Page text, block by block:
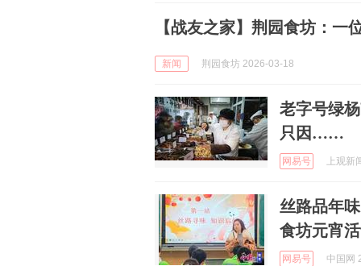
【战友之家】荆园食坊：一
新闻 荆园食坊 2026-03-18
老字号绿
只因……
网易号 上观
丝路品年
食坊元宵
网易号 中国网